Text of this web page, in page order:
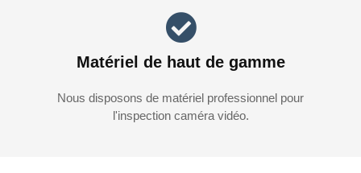
Matériel de haut de gamme
Nous disposons de matériel professionnel pour
l'inspection caméra vidéo.